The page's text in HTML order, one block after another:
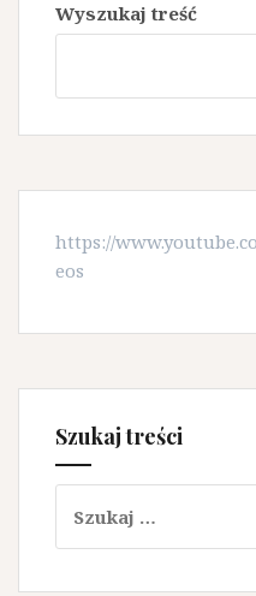
Wyszukaj treść
https://
eos
Szukaj treści